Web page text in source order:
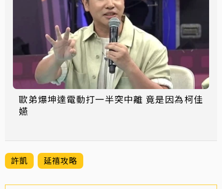
歐弟爆坤達電動打一半突中離 竟是因為柯佳
嬿
許凱 延禧攻略